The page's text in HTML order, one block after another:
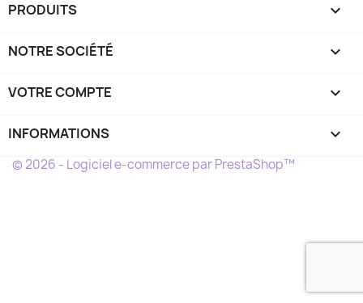
PRODUITS 
NOTRE SOCIÉTÉ 
VOTRE COMPTE 
INFORMATIONS keyboard_arrow_down
© 2026 - Logiciel e-commerce par PrestaShop™